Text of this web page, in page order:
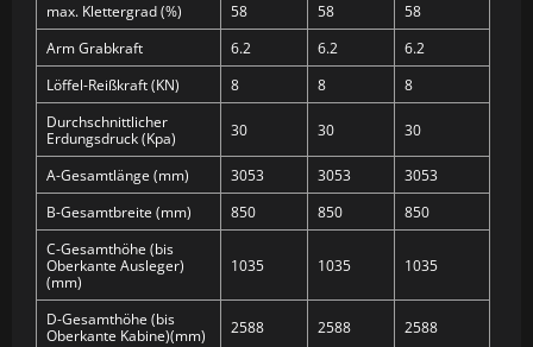
max. Klettergrad (%) 58 58
58
Arm Grabkraft
6.2 6.2
6.2
Löffel-Reißkraft (KN)
8 8
8
Durchschnittlicher
Erdungsdruck (Kpa)
30 30 30
A-Gesamtlänge (mm) 3053 3053
3053
B-Gesamtbreite (mm)
850 850
850
C-Gesamthöhe (bis
Oberkante Ausleger)
(mm)
1035 1035 1035
D-Gesamthöhe (bis
Oberkante Kabine)(mm)
2588 2588 2588